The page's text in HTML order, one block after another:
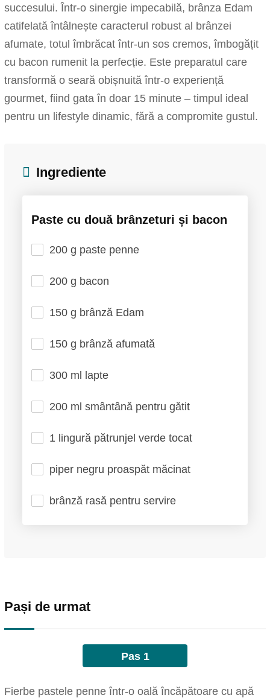
succesului. Într-o sinergie impecabilă, brânza Edam
catifelată întâlnește caracterul robust al brânzei
afumate, totul îmbrăcat într-un sos cremos, îmbogățit
cu bacon rumenit la perfecție. Este preparatul care
transformă o seară obișnuită într-o experiență
gourmet, fiind gata în doar 15 minute – timpul ideal
pentru un lifestyle dinamic, fără a compromite gustul.
Ingrediente
Paste cu două brânzeturi și bacon
200 g paste penne
200 g bacon
150 g brânză Edam
150 g brânză afumată
300 ml lapte
200 ml smântână pentru gătit
1 lingură pătrunjel verde tocat
piper negru proaspăt măcinat
brânză rasă pentru servire
Pași de urmat
Pas 1
Fierbe pastele penne într-o oală încăpătoare cu apă